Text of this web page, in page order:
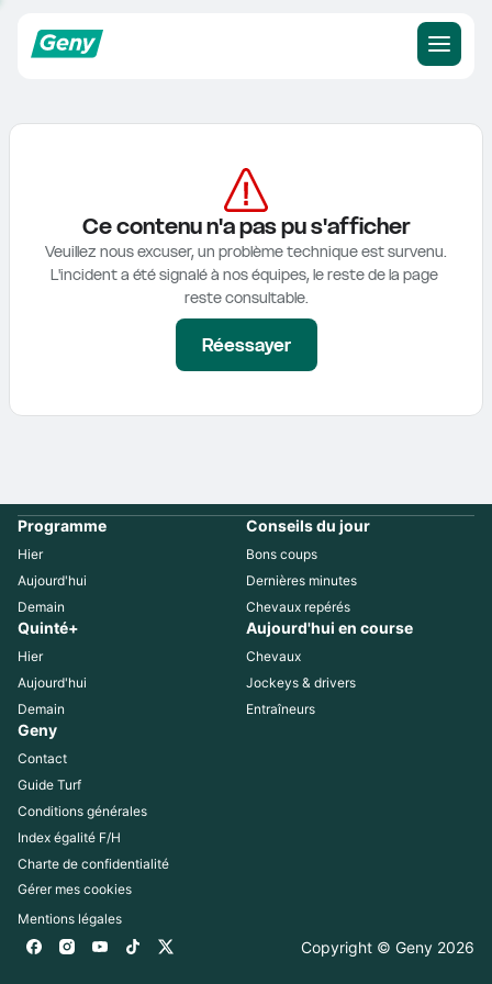
Ce contenu n'a pas pu s'afficher
Veuillez nous excuser, un problème technique est survenu.
L'incident a été signalé à nos équipes, le reste de la page
reste consultable.
Réessayer
Programme
Hier
Aujourd'hui
Demain
Conseils du jour
Bons coups
Dernières minutes
Chevaux repérés
Quinté+
Hier
Aujourd'hui
Demain
Aujourd'hui en course
Chevaux
Jockeys & drivers
Entraîneurs
Geny
Contact
Guide Turf
Conditions générales
Index égalité F/H
Charte de confidentialité
Gérer mes cookies
Mentions légales
Copyright © Geny 2026